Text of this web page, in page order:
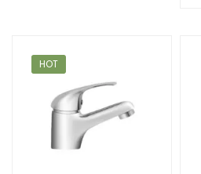
HOT